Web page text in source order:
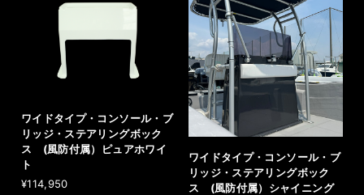
ワイドタイプ・コンソール・ブ
リッジ・ステアリングボック
ス (風防付属）ピュアホワイ
ト
¥114,950
ワイドタイプ・コンソール・ブ
リッジ・ステアリングボック
ス (風防付属）シャイニング